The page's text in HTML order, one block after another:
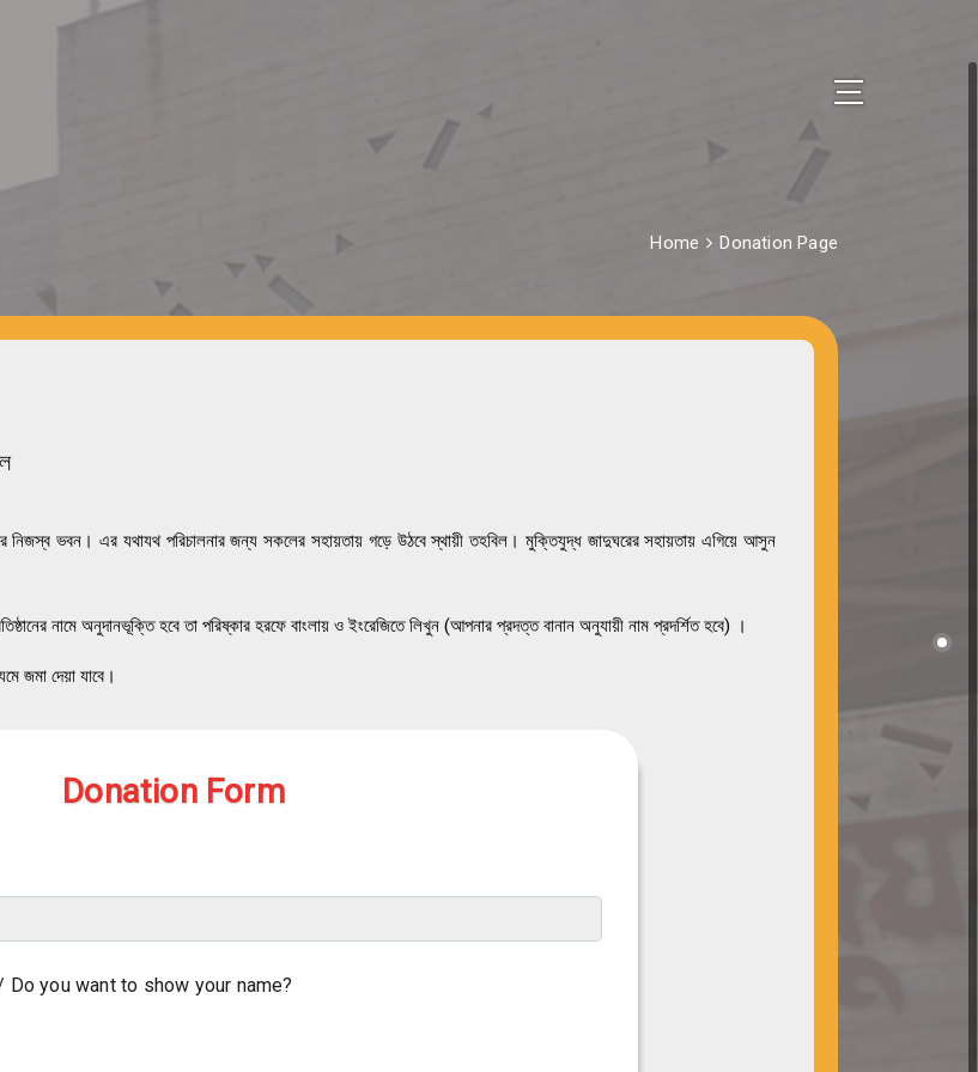
Home Donation Page
নিজস্ব ভবন। এর যথাযথ পরিচালনার জন্য সকলের সহায়তায় গড়ে উঠবে স্থায়ী তহবিল। মুক্তিযুদ্ধ জাদুঘরের সহায়তায় এগিয়ে আসুন
নামে অনুদানভূক্তি হবে তা পরিষ্কার হরফে বাংলায় ও ইংরেজিতে লিখুন (আপনার প্রদত্ত বানান অনুযায়ী নাম প্রদর্শিত হবে) ।
জমা দেয়া যাবে।
Donation Form
/ Do you want to show your name?